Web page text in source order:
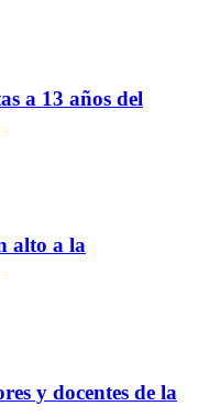
a 13 años del
alto a la
y docentes de la